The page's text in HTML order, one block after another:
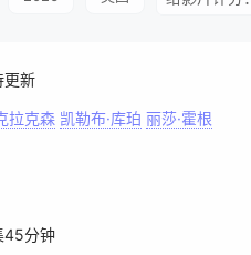
更新
拉克森 凯勒布·库珀 丽莎·霍根
45分钟